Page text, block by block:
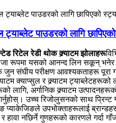
ट्याब्लेट पाउडरको लागि
रिटेल रेडी थोक क्र्याटम झोलाहरू
रूपमा यसको आनन्द लिन सकून् भनेर
जुन संघीय परीक्षण आवश्यकताहरू पूरा
क्याप्सुल र क्र्याटम ट्याब्लेटहरूको
लागि, अर्गानिक क्र्याटम
उच्च रिजोलुसनको साथ
प्याकेजिङले उपभोक्ताहरूलाई ब्रान्डहरू
र हावा नछिर्ने गुणहरूको कारणले गर्दा